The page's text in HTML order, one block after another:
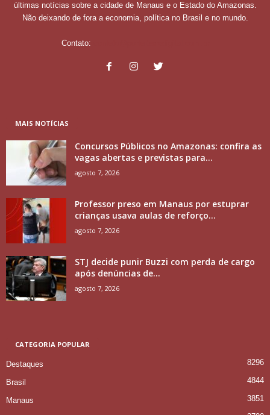
últimas notícias sobre a cidade de Manaus e o Estado do Amazonas.
Não deixando de fora a economia, política no Brasil e no mundo.
Contato:
MAIS NOTÍCIAS
Concursos Públicos no Amazonas: confira as
vagas abertas e previstas para...
agosto 7, 2026
Professor preso em Manaus por estuprar
crianças usava aulas de reforço...
agosto 7, 2026
STJ decide punir Buzzi com perda de cargo
após denúncias de...
agosto 7, 2026
CATEGORIA POPULAR
Destaques 8296
Brasil 4844
Manaus 3851